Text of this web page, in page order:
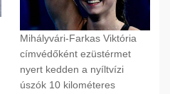
Mihályvári-Farkas Viktória
címvédőként ezüstérmet
nyert kedden a nyíltvízi
úszók 10 kilométeres